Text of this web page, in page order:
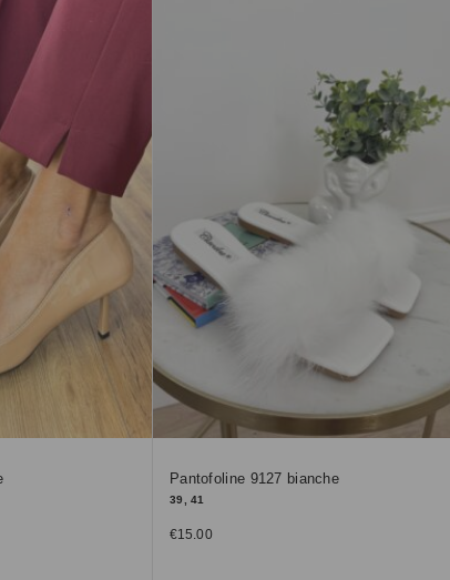
Pantofoline 9127 bianche
39, 41
€15.00